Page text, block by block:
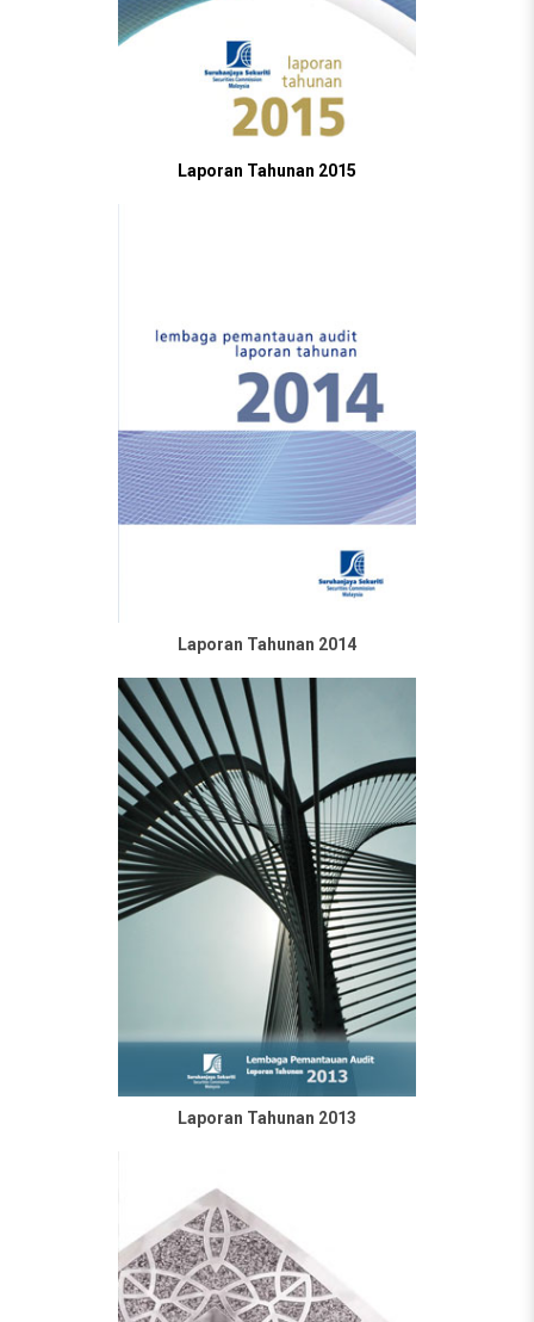
Laporan Tahunan 2015
Laporan Tahunan 2014
Laporan Tahunan 2013